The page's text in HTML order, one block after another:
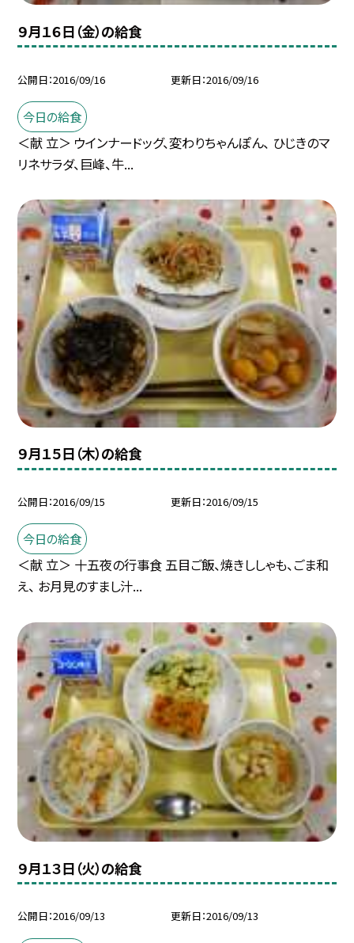
９月１６日（金）の給食
公開日 2016/09/16 更新日 2016/09/16
今日の給食
＜献 立＞ ウインナードッグ、変わりちゃんぽん、 ひじきのマ
リネサラダ、巨峰、牛...
９月１５日（木）の給食
公開日 2016/09/15 更新日 2016/09/15
今日の給食
＜献 立＞ 十五夜の行事食 五目ご飯、焼きししゃも、ごま和
え、 お月見のすまし汁...
９月１３日（火）の給食
公開日 2016/09/13 更新日 2016/09/13